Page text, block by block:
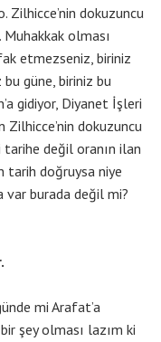
Zilhicce’nin dokuzuncu
olması
etmezseniz, biriniz
güne, biriniz bu
gidiyor, Diyanet İşleri
Zilhicce’nin dokuzuncu
değil oranın ilan
tarih doğruysa niye
var burada değil mi?
mi Arafat’a
şey olması lazım ki